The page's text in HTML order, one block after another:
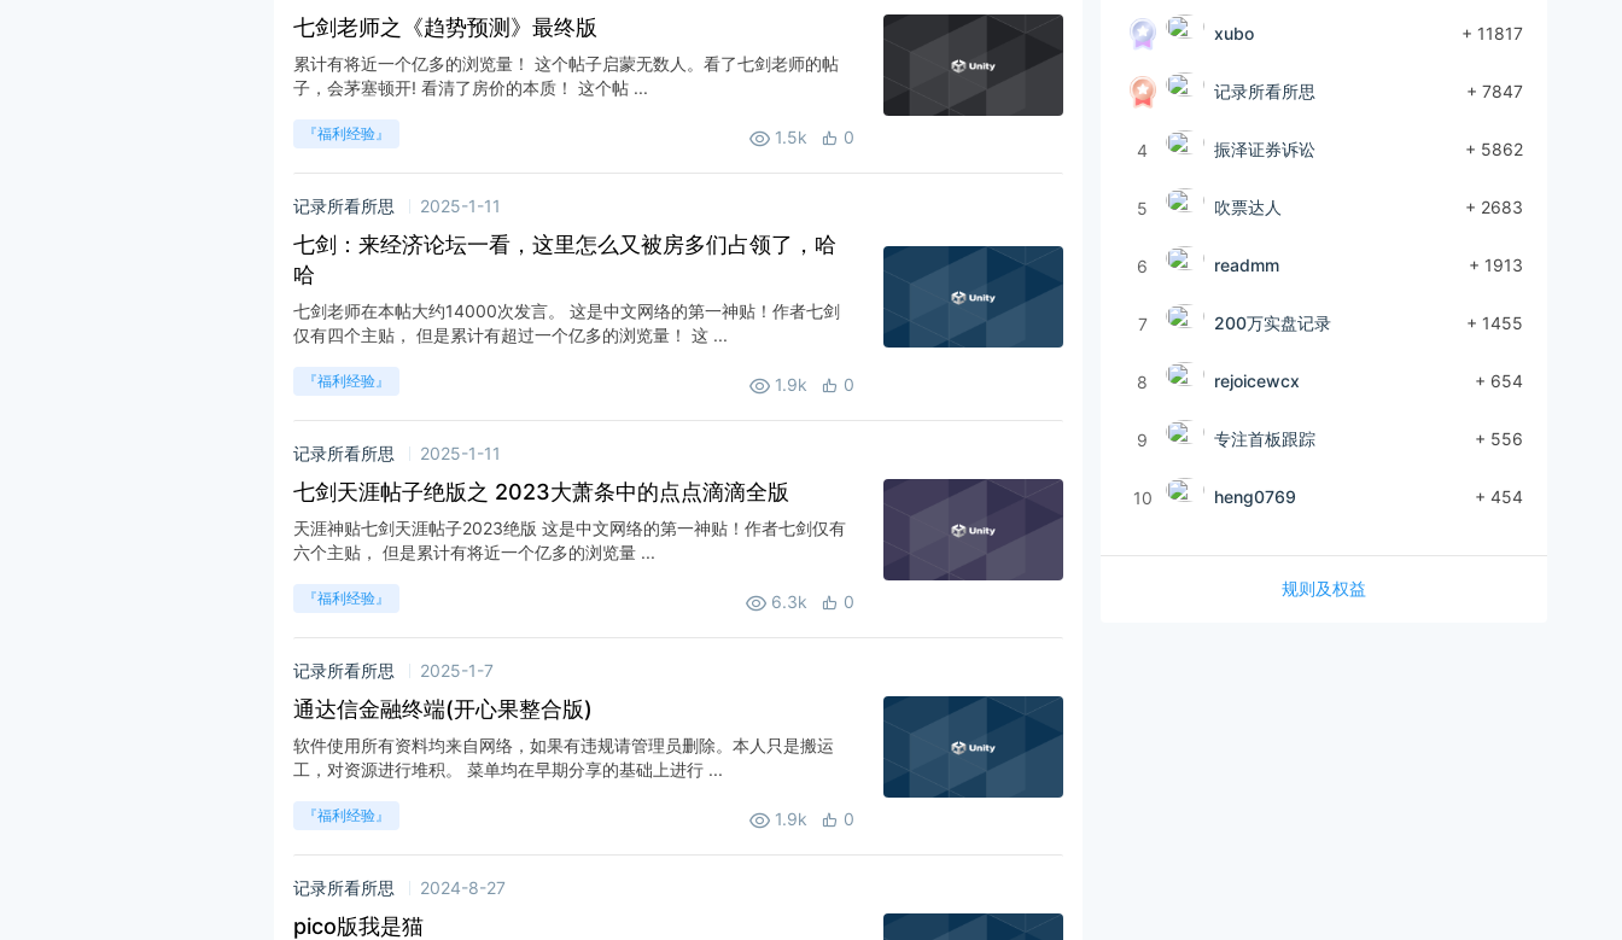
七剑老师之《趋势预测》最终版
累计有将近一个亿多的浏览量！ 这个帖子启蒙无数人。看了七剑老师的帖
子，会茅塞顿开! 看清了房价的本质！ 这个帖 ...
『福利经验』 1.5k 0
记录所看所思 2025-1-11
七剑：来经济论坛一看，这里怎么又被房多们占领了，哈
哈
七剑老师在本帖大约14000次发言。 这是中文网络的第一神贴！作者七剑
仅有四个主贴， 但是累计有超过一个亿多的浏览量！ 这 ...
『福利经验』 1.9k 0
记录所看所思 2025-1-11
七剑天涯帖子绝版之 2023大萧条中的点点滴滴全版
天涯神贴七剑天涯帖子2023绝版 这是中文网络的第一神贴！作者七剑仅有
六个主贴， 但是累计有将近一个亿多的浏览量 ...
『福利经验』 6.3k 0
记录所看所思 2025-1-7
通达信金融终端(开心果整合版)
软件使用所有资料均来自网络，如果有违规请管理员删除。本人只是搬运
工，对资源进行堆积。 菜单均在早期分享的基础上进行 ...
『福利经验』 1.9k 0
记录所看所思 2024-8-27
pico版我是猫
xubo + 11817
记录所看所思 + 7847
4 振泽证券诉讼 + 5862
5 吹票达人 + 2683
6 readmm + 1913
7 200万实盘记录 + 1455
8 rejoicewcx + 654
9 专注首板跟踪 + 556
10 heng0769 + 454
规则及权益